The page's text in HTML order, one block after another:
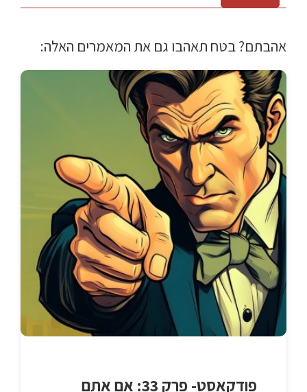
אהבתם? בטח תאהבו גם את המאמרים האלה:
פודקאסט- פרק 33: אם אתם